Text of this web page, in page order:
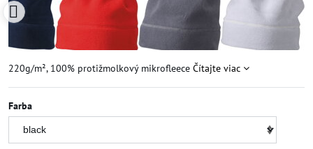
220g/m², 100% protižmolkový mikrofleece Čítajte viac
Farba